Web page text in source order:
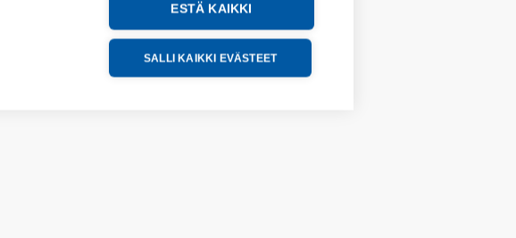
ESTÄ KAIKKI
SALLI KAIKKI EVÄSTEET